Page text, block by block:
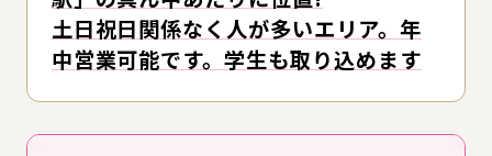
土日祝日関係なく人が多いエリア。年
中営業可能です。学生も取り込めます